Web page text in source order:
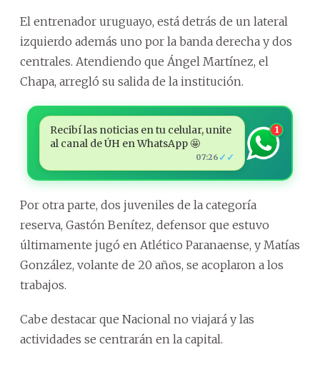
El entrenador uruguayo, está detrás de un lateral
izquierdo además uno por la banda derecha y dos
centrales. Atendiendo que Ángel Martínez, el
Chapa, arregló su salida de la institución.
Recibí las noticias en tu celular, unite
al canal de ÚH en WhatsApp 🤩
07:26 ✓✓
1
Por otra parte, dos juveniles de la categoría
reserva, Gastón Benítez, defensor que estuvo
últimamente jugó en Atlético Paranaense, y Matías
González, volante de 20 años, se acoplaron a los
trabajos.
Cabe destacar que Nacional no viajará y las
actividades se centrarán en la capital.